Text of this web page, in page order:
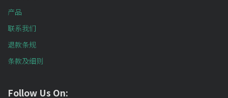
产品
联系我们
退款条规
条款及细则
Follow Us On: